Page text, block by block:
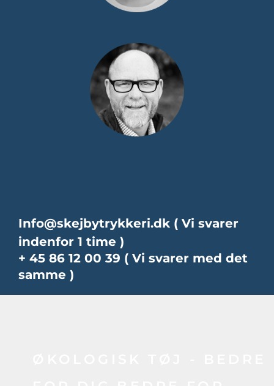
Info@skejbytrykkeri.dk( Vi svarer
indenfor 1 time )
+ 45 86 12 00 39 ( Vi svarer med det
samme )